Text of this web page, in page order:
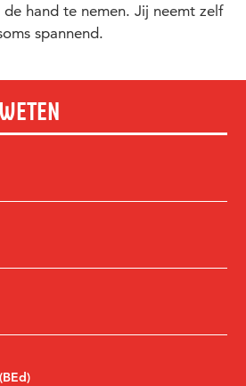
hand te nemen. Jij neemt zelf
spannend.